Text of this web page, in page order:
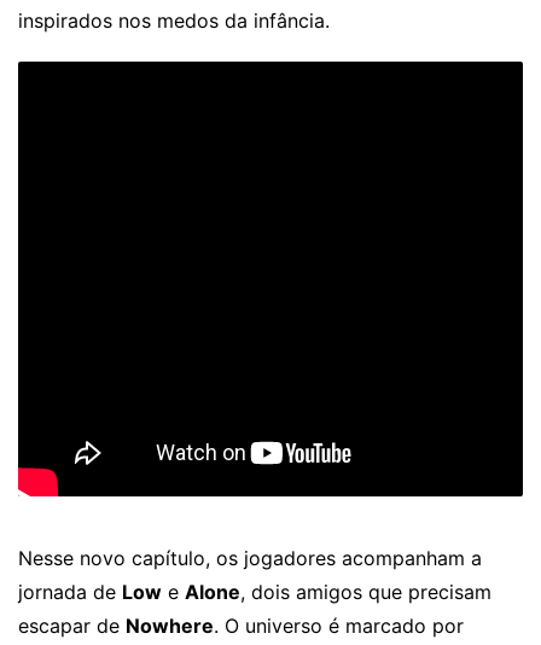
inspirados nos medos da infância.
Nesse novo capítulo, os jogadores acompanham a
jornada de Low e Alone, dois amigos que precisam
escapar de Nowhere. O universo é marcado por